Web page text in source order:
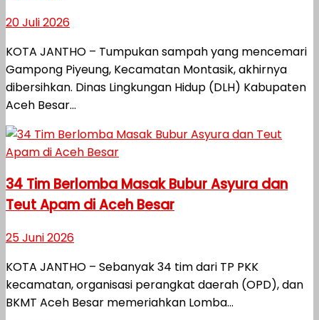
20 Juli 2026
KOTA JANTHO – Tumpukan sampah yang mencemari
Gampong Piyeung, Kecamatan Montasik, akhirnya
dibersihkan. Dinas Lingkungan Hidup (DLH) Kabupaten
Aceh Besar...
34 Tim Berlomba Masak Bubur Asyura dan
Teut Apam di Aceh Besar
25 Juni 2026
KOTA JANTHO – Sebanyak 34 tim dari TP PKK
kecamatan, organisasi perangkat daerah (OPD), dan
BKMT Aceh Besar memeriahkan Lomba...